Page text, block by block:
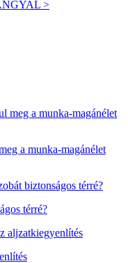
>
a munka-magánélet
térré?